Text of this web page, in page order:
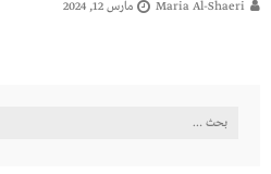
Maria Al-Shaeri مارس 12, 2024
البحث